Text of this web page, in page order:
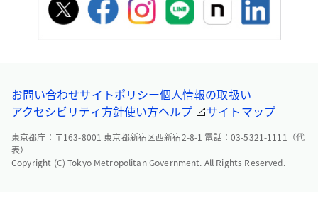
お問い合わせサイトポリシー個人情報の取扱い
アクセシビリティ方針使い方ヘルプ サイトマップ
東京都庁：〒163-8001 東京都新宿区西新宿2-8-1 電話：03-5321-1111（代
表）
Copyright (C) Tokyo Metropolitan Government. All Rights Reserved.